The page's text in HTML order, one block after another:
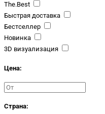
The.Best
Быстрая доставка
Бестселлер
Новинка
3D визуализация
Цена:
Страна: